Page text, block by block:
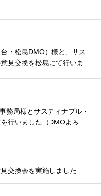
・松島DMO）様と、サス
見交換を松島にて行いまし
務局様とサスティナブル・
行いました（DMOよろず
交換会を実施しました